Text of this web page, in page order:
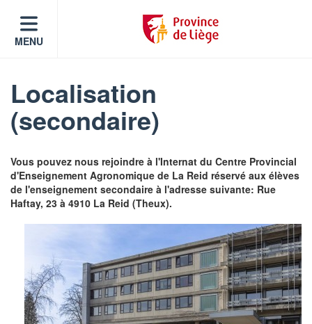
MENU
Localisation
(secondaire)
Vous pouvez nous rejoindre à l'Internat du Centre Provincial
d'Enseignement Agronomique de La Reid réservé aux élèves
de l'enseignement secondaire à l'adresse suivante: Rue
Haftay, 23 à 4910 La Reid (Theux).